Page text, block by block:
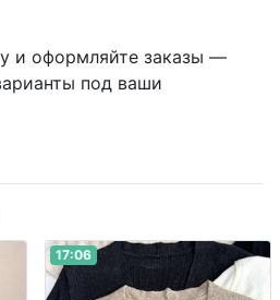
и оформляйте заказы —
под ваши
17:06